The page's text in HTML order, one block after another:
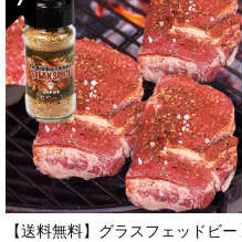
【送料無料】グラスフェッドビー